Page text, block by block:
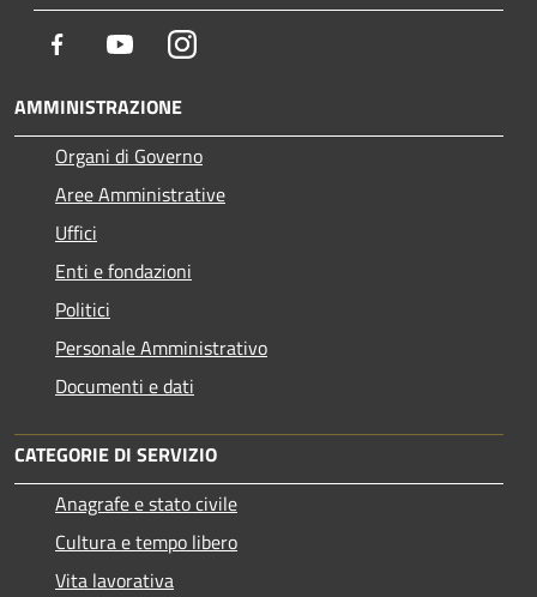
Facebook YoutubeInstagram
AMMINISTRAZIONE
Organi di Governo
Aree Amministrative
Uffici
Enti e fondazioni
Politici
Personale Amministrativo
Documenti e dati
CATEGORIE DI SERVIZIO
Anagrafe e stato civile
Cultura e tempo libero
Vita lavorativa